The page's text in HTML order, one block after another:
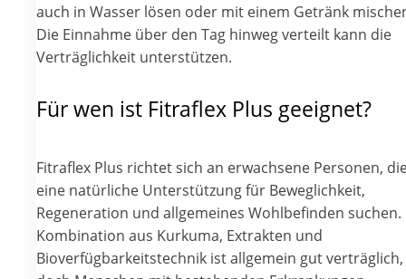
auch in Wasser lösen oder mit einem Getränk
Die Einnahme über den Tag hinweg verteilt kann die
Verträglichkeit unterstützen.
Für wen ist Fitraflex Plus geeignet?
Fitraflex Plus richtet sich an erwachsene Personen,
eine natürliche Unterstützung für Beweglichkeit,
Regeneration und allgemeines Wohlbefinden suchen.
Kombination aus Kurkuma, Extrakten und
Bioverfügbarkeitstechnik ist allgemein gut verträglich,